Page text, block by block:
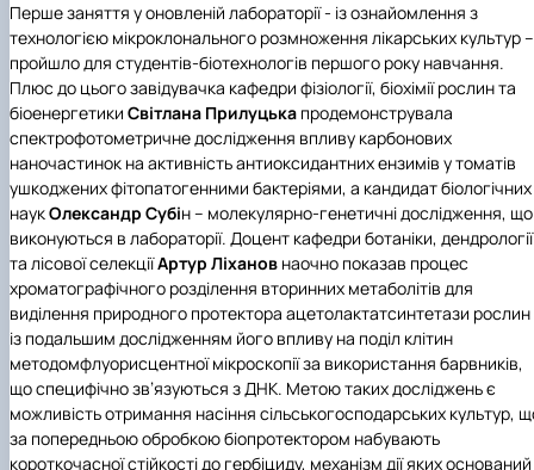
Перше заняття у оновленій лабораторії - із ознайомлення з
технологією мікроклонального розмноження лікарських культур –
пройшло для студентів-біотехнологів першого року навчання.
Плюс до цього завідувачка кафедри фізіології, біохімії рослин та
біоенергетики Світлана Прилуцька продемонструвала
спектрофотометричне дослідження впливу карбонових
наночастинок на активність антиоксидантних ензимів у томатів
ушкоджених фітопатогенними бактеріями, а кандидат біологічних
наукОлександр Субін – молекулярно-генетичні дослідження, що
виконуються в лабораторії. Доцент кафедри ботаніки, дендрології
та лісової селекціїАртур Ліханов наочно показав процес
хроматографічного розділення вторинних метаболітів для
виділення природного протектора ацетолактатсинтетази рослин
із подальшим дослідженням його впливу на поділ клітин
методомфлуорисцентної мікроскопії за використання барвників,
що специфічно зв’язуються з ДНК. Метою таких досліджень є
можливість отримання насіння сільськогосподарських культур,
за попередньою обробкою біопротектором набувають
короткочасної стійкості до гербіциду, механізм дії яких оснований